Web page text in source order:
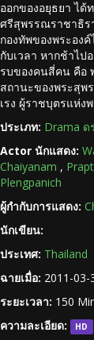
ออกของอยุธยา ได้
ศรีสุพรรณราชาธิร
กองทัพของพระอง
กับเวลา หากช้าไป
รบของคนสี่คน คือ
สถานะของพระสุพ
เรง ผู้ราชบุตรแห่ง
ประเภท: Drama ด
Actor นักแสดง:
Chaiyanam ,
Plengpanich
ผู้กำกับการแสดง:
นักเขียน:
ประเทศ: Thailand
ฉายเมื่อ: 2011-03-
ระยะเวลา: 150
ความละเอียด:
HD